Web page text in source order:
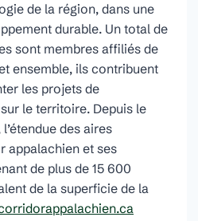
de la région, dans une
durable. Un total de
sont membres affiliés de
ensemble, ils contribuent
les projets de
le territoire. Depuis le
des aires
appalachien et ses
de plus de 15 600
de la superficie de la